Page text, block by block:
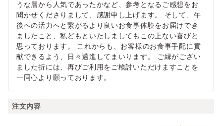
うな層から人気であったかなど、参考となるご感想をお
聞かせくださりまして、感謝申し上げます。 そして、午
後への活力へと繋がるより良いお食事体験をお届けでき
ましたこと、私どもといたしましてもこの上ない喜びと
思っております。 これからも、お客様のお食事手配に貢
献できるよう、日々邁進してまいります。 ご縁がござい
ました折には、再びご利用をご検討いただけますことを
一同心より願っております。
注文内容